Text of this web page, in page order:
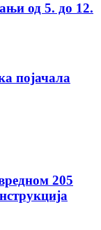
од 5. до 12.
појачала
205